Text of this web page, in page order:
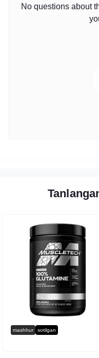
No questions about
mashhur sotilgan